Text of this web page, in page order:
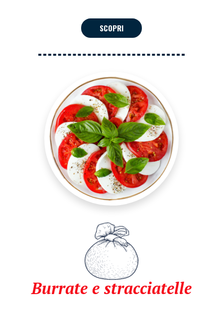
SCOPRI
Burrate e stracciatelle